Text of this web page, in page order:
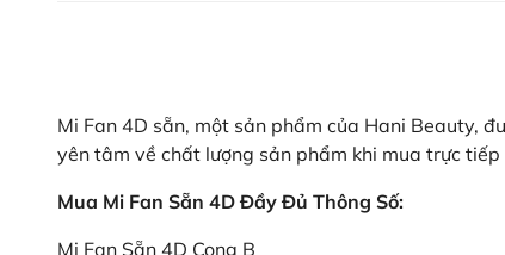
Mi Fan 4D sẵn, một sản phẩm của Hani Beauty,
yên tâm về chất lượng sản phẩm khi mua trực
Mua Mi Fan Sẵn 4D Đầy Đủ Thông Số:
Mi Fan Sẵn 4D Cong B